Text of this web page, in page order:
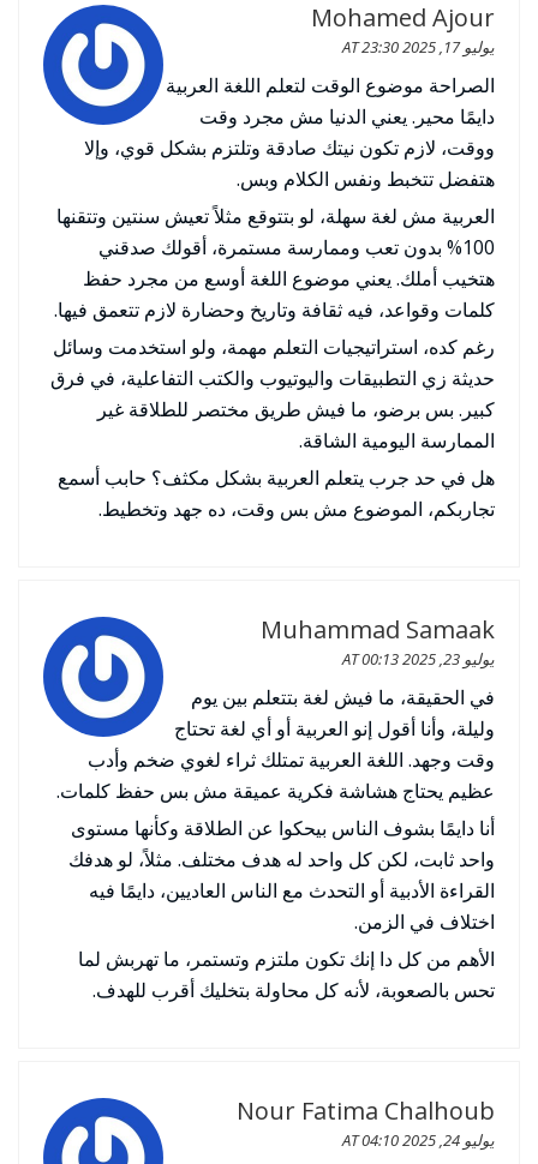
Mohamed Ajour
يوليو 17, 2025 AT 23:30
الصراحة موضوع الوقت لتعلم اللغة العربية
دايمًا محير. يعني الدنيا مش مجرد وقت
ووقت، لازم تكون نيتك صادقة وتلتزم بشكل قوي، وإلا
هتفضل تتخبط ونفس الكلام وبس.
العربية مش لغة سهلة، لو بتتوقع مثلاً تعيش سنتين وتتقنها
100% بدون تعب وممارسة مستمرة، أقولك صدقني
هتخيب أملك. يعني موضوع اللغة أوسع من مجرد حفظ
كلمات وقواعد، فيه ثقافة وتاريخ وحضارة لازم تتعمق فيها.
رغم كده، استراتيجيات التعلم مهمة، ولو استخدمت وسائل
حديثة زي التطبيقات واليوتيوب والكتب التفاعلية، في فرق
كبير. بس برضو، ما فيش طريق مختصر للطلاقة غير
الممارسة اليومية الشاقة.
هل في حد جرب يتعلم العربية بشكل مكثف؟ حابب أسمع
تجاربكم، الموضوع مش بس وقت، ده جهد وتخطيط.
Muhammad Samaak
يوليو 23, 2025 AT 00:13
في الحقيقة، ما فيش لغة بتتعلم بين يوم
وليلة، وأنا أقول إنو العربية أو أي لغة تحتاج
وقت وجهد. اللغة العربية تمتلك ثراء لغوي ضخم وأدب
عظيم يحتاج هشاشة فكرية عميقة مش بس حفظ كلمات.
أنا دايمًا بشوف الناس بيحكوا عن الطلاقة وكأنها مستوى
واحد ثابت، لكن كل واحد له هدف مختلف. مثلاً، لو هدفك
القراءة الأدبية أو التحدث مع الناس العاديين، دايمًا فيه
اختلاف في الزمن.
الأهم من كل دا إنك تكون ملتزم وتستمر، ما تهربش لما
تحس بالصعوبة، لأنه كل محاولة بتخليك أقرب للهدف.
Nour Fatima Chalhoub
يوليو 24, 2025 AT 04:10